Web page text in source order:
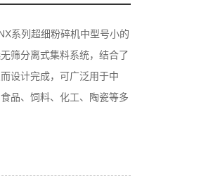
系列超细粉碎机中型号小的
筛分离式集料系统，结合了
设计完成，可广泛用于中
品、饲料、化工、陶瓷等多